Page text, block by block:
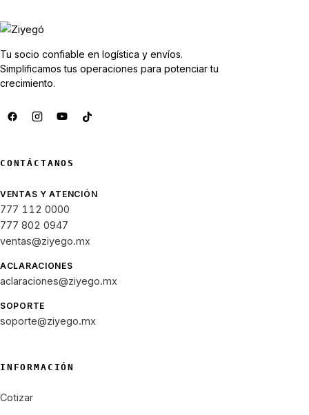
Tu socio confiable en logística y envíos.
Simplificamos tus operaciones para potenciar tu
crecimiento.
CONTÁCTANOS
VENTAS Y ATENCIÓN
777 112 0000
777 802 0947
ventas@ziyego.mx
ACLARACIONES
aclaraciones@ziyego.mx
SOPORTE
soporte@ziyego.mx
INFORMACIÓN
Cotizar